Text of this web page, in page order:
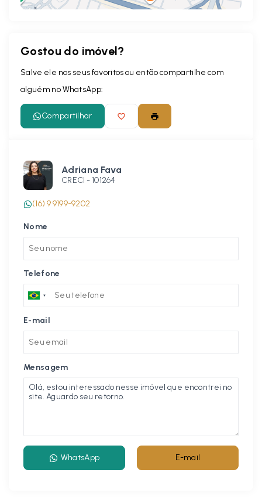
Gostou do imóvel?
Salve ele nos seus favoritos ou então compartilhe com
alguém no WhatsApp:
Compartilhar
Adriana Fava
CRECI - 101264
(16) 9 9199-9202
Nome
Telefone
E-mail
Mensagem
WhatsApp E-mail